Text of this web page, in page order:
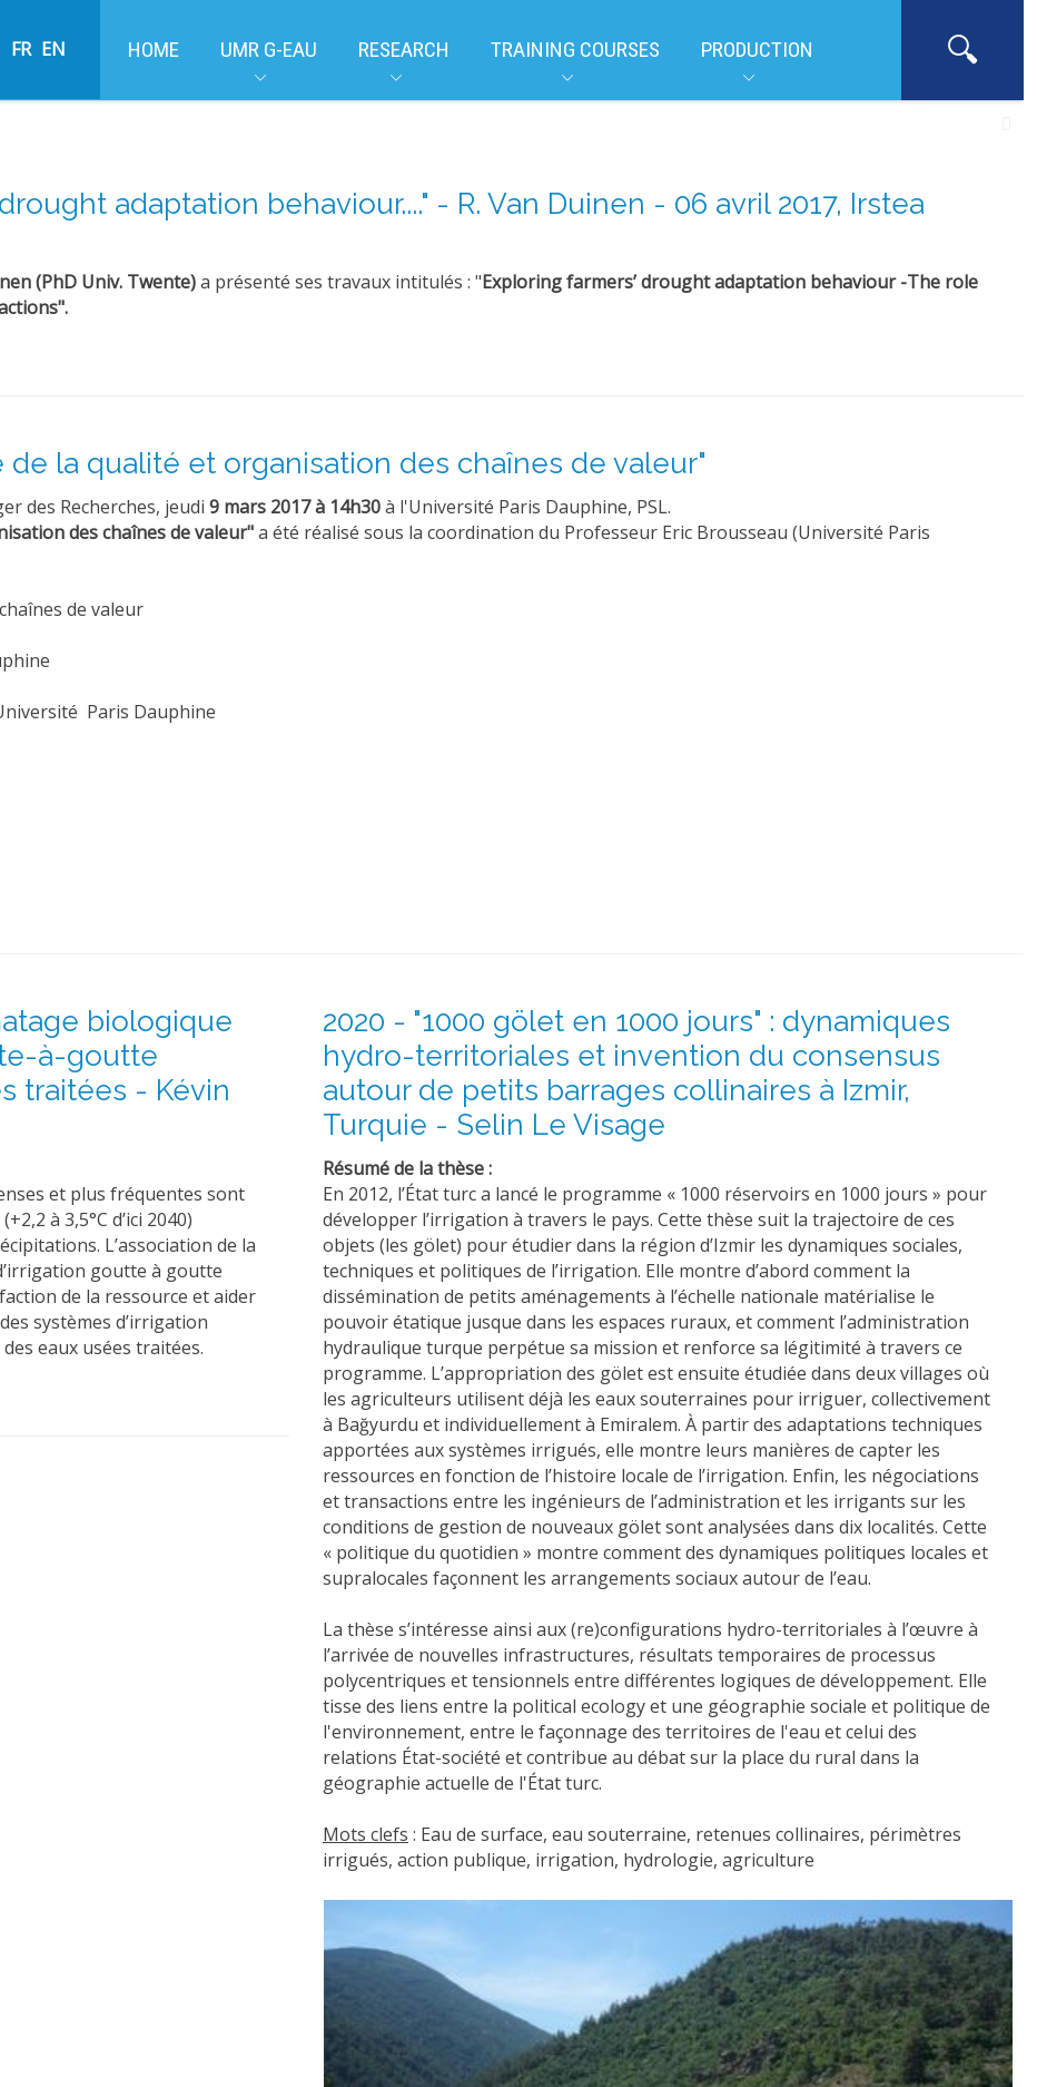
FR EN HOME UMR G-EAU RESEARCH TRAINING COURSES PRODUCTION
adaptation behaviour...." - R. Van Duinen - 06 avril 2017, Irstea
(PhD Univ. Twente)a présenté ses travaux intitulés : "Exploring farmers’ drought adaptation behaviour -The role
de la qualité et organisation des chaînes de valeur"
des Recherches, jeudi 9 mars 2017 à 14h30à l'Université Paris Dauphine, PSL.
des chaînes de valeur"a été réalisé sous la coordination du Professeur Eric Brousseau (Université Paris
de valeur
Paris Dauphine
biologique
à-goutte
traitées - Kévin
et plus fréquentes sont
à 3,5°C d’ici 2040)
L’association de la
goutte à goutte
de la ressource et aider
systèmes d’irrigation
eaux usées traitées.
2020 - "1000 gölet en 1000 jours" : dynamiques
hydro-territoriales et invention du consensus
autour de petits barrages collinaires à Izmir,
Turquie - Selin Le Visage
Résumé de la thèse :
En 2012, l’État turc a lancé le programme « 1000 réservoirs en 1000 jours » pour
développer l’irrigation à travers le pays. Cette thèse suit la trajectoire de ces
objets (les gölet) pour étudier dans la région d’Izmir les dynamiques sociales,
techniques et politiques de l’irrigation. Elle montre d’abord comment la
dissémination de petits aménagements à l’échelle nationale matérialise le
pouvoir étatique jusque dans les espaces ruraux, et comment l’administration
hydraulique turque perpétue sa mission et renforce sa légitimité à travers ce
programme. L’appropriation des gölet est ensuite étudiée dans deux villages où
les agriculteurs utilisent déjà les eaux souterraines pour irriguer, collectivement
à Bağyurdu et individuellement à Emiralem. À partir des adaptations techniques
apportées aux systèmes irrigués, elle montre leurs manières de capter les
ressources en fonction de l’histoire locale de l’irrigation. Enfin, les négociations
et transactions entre les ingénieurs de l’administration et les irrigants sur les
conditions de gestion de nouveaux gölet sont analysées dans dix localités. Cette
« politique du quotidien » montre comment des dynamiques politiques locales et
supralocales façonnent les arrangements sociaux autour de l’eau.
La thèse s’intéresse ainsi aux (re)configurations hydro-territoriales à l’œuvre à
l’arrivée de nouvelles infrastructures, résultats temporaires de processus
polycentriques et tensionnels entre différentes logiques de développement. Elle
tisse des liens entre la political ecology et une géographie sociale et politique de
l'environnement, entre le façonnage des territoires de l'eau et celui des
relations État-société et contribue au débat sur la place du rural dans la
géographie actuelle de l'État turc.
Mots clefs : Eau de surface, eau souterraine, retenues collinaires, périmètres
irrigués, action publique, irrigation, hydrologie, agriculture